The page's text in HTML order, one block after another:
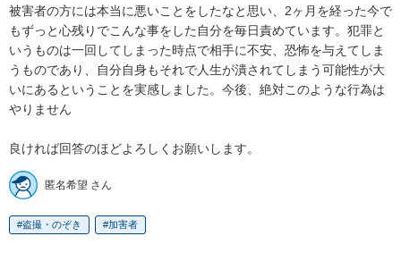
被害者の方には本当に悪いことをしたなと思い、2ヶ月を経った今で
もずっと心残りでこんな事をした自分を毎日責めています。犯罪と
いうものは一回してしまった時点で相手に不安、恐怖を与えてしま
うものであり、自分自身もそれで人生が潰されてしまう可能性が大
いにあるということを実感しました。今後、絶対このような行為は
やりません
良ければ回答のほどよろしくお願いします。
匿名希望 さん
盗撮・のぞき 加害者